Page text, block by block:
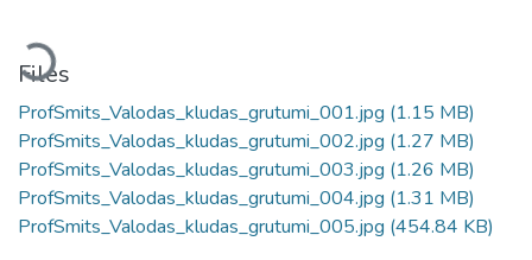
Files
ProfSmits_Valodas_kludas_grutumi_001.jpg (1.15 MB)
ProfSmits_Valodas_kludas_grutumi_002.jpg (1.27 MB)
ProfSmits_Valodas_kludas_grutumi_003.jpg (1.26 MB)
ProfSmits_Valodas_kludas_grutumi_004.jpg (1.31 MB)
ProfSmits_Valodas_kludas_grutumi_005.jpg (454.84 KB)